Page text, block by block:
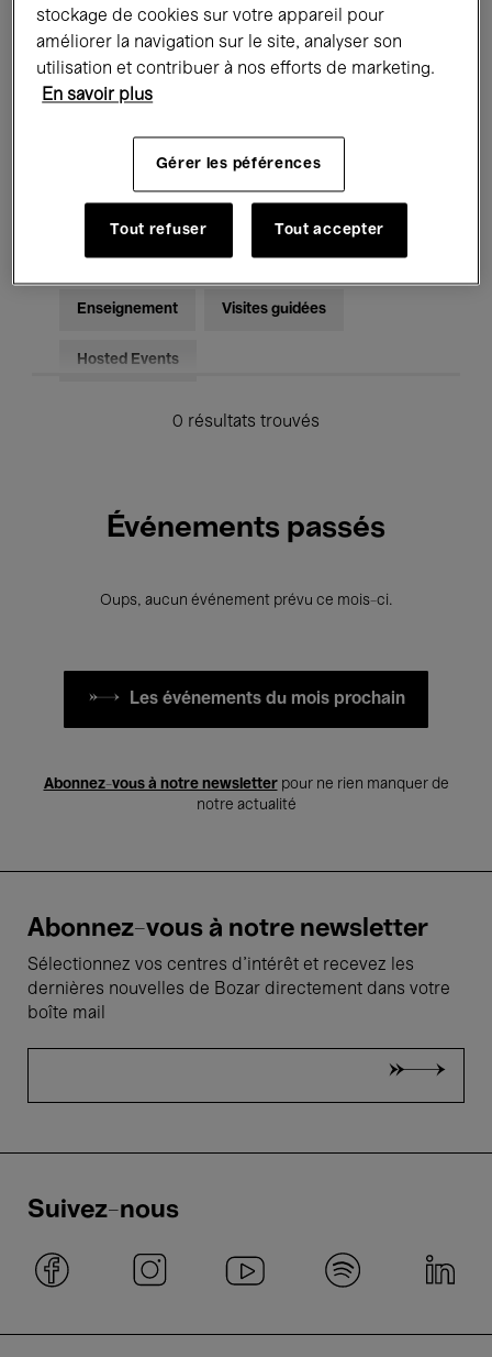
Expositions Films Performances
Rencontres & Débats Jazz
Musique électronique
Pour tous Kids’ Palace
Enseignement Visites guidées
Hosted Events
0 résultats trouvés
Événements passés
Oups, aucun événement prévu ce mois-ci.
Les événements du mois prochain
Abonnez-vous à notre newsletterpour ne rien manquer de
notre actualité
Abonnez-vous à notre newsletter
Sélectionnez vos centres d'intérêt et recevez les
dernières nouvelles de Bozar directement dans votre
boîte mail
Suivez-nous
stockage de cookies sur votre appareil pour
améliorer la navigation sur le site, analyser son
utilisation et contribuer à nos efforts de marketing.
En savoir plus
Gérer les péférences
Tout refuser Tout accepter